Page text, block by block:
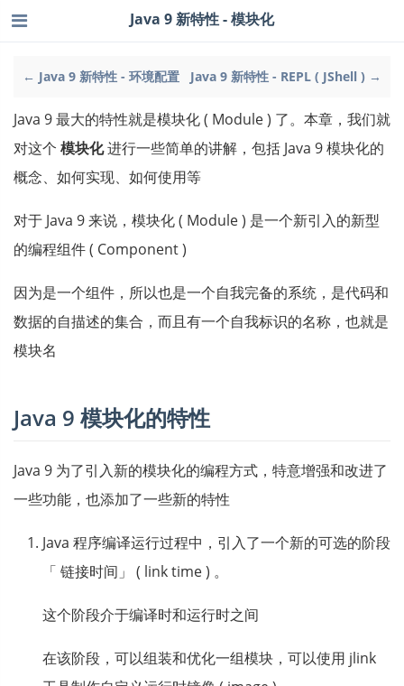
← Java 9 新特性 - 环境配置 Java 9 新特性 - REPL ( JShell ) →
Java 9 新特性 - 模块化
Java 9 最大的特性就是模块化 ( Module ) 了。本章，我们就
对这个 模块化进行一些简单的讲解，包括 Java 9 模块化的
概念、如何实现、如何使用等
对于 Java 9 来说，模块化 ( Module ) 是一个新引入的新型
的编程组件 ( Component )
因为是一个组件，所以也是一个自我完备的系统，是代码和
数据的自描述的集合，而且有一个自我标识的名称，也就是
模块名
Java 9 模块化的特性
Java 9 为了引入新的模块化的编程方式，特意增强和改进了
一些功能，也添加了一些新的特性
Java 程序编译运行过程中，引入了一个新的可选的阶段
「 链接时间」 ( link time ) 。
这个阶段介于编译时和运行时之间
在该阶段，可以组装和优化一组模块，可以使用 jlink